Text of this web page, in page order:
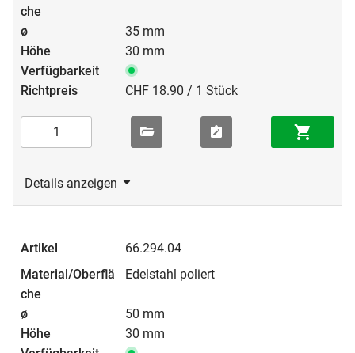
35 mm
30 mm
CHF 18.90 / 1 Stück
Details anzeigen
66.294.04
Edelstahl poliert
50 mm
30 mm